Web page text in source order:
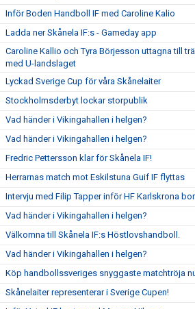
Inför Boden Handboll IF med Caroline Kalio
Ladda ner Skånela IF:s - Gameday app
Caroline Kallio och Tyra Börjesson uttagna till
med U-landslaget
Lyckad Sverige Cup för våra Skånelaiter
Stockholmsderbyt lockar storpublik
Vad händer i Vikingahallen i helgen?
Vad händer i Vikingahallen i helgen?
Fredric Pettersson klar för Skånela IF!
Herrarnas match mot Eskilstuna Guif IF flyttas
Intervju med Filip Tapper inför HF Karlskrona
Vad händer i Vikingahallen i helgen?
Välkomna till Skånela IF:s Höstlovshandboll.
Vad händer i Vikingahallen i helgen?
Köp handbollssveriges snyggaste matchtröja
Skånelaiter representerar i Sverige Cupen!